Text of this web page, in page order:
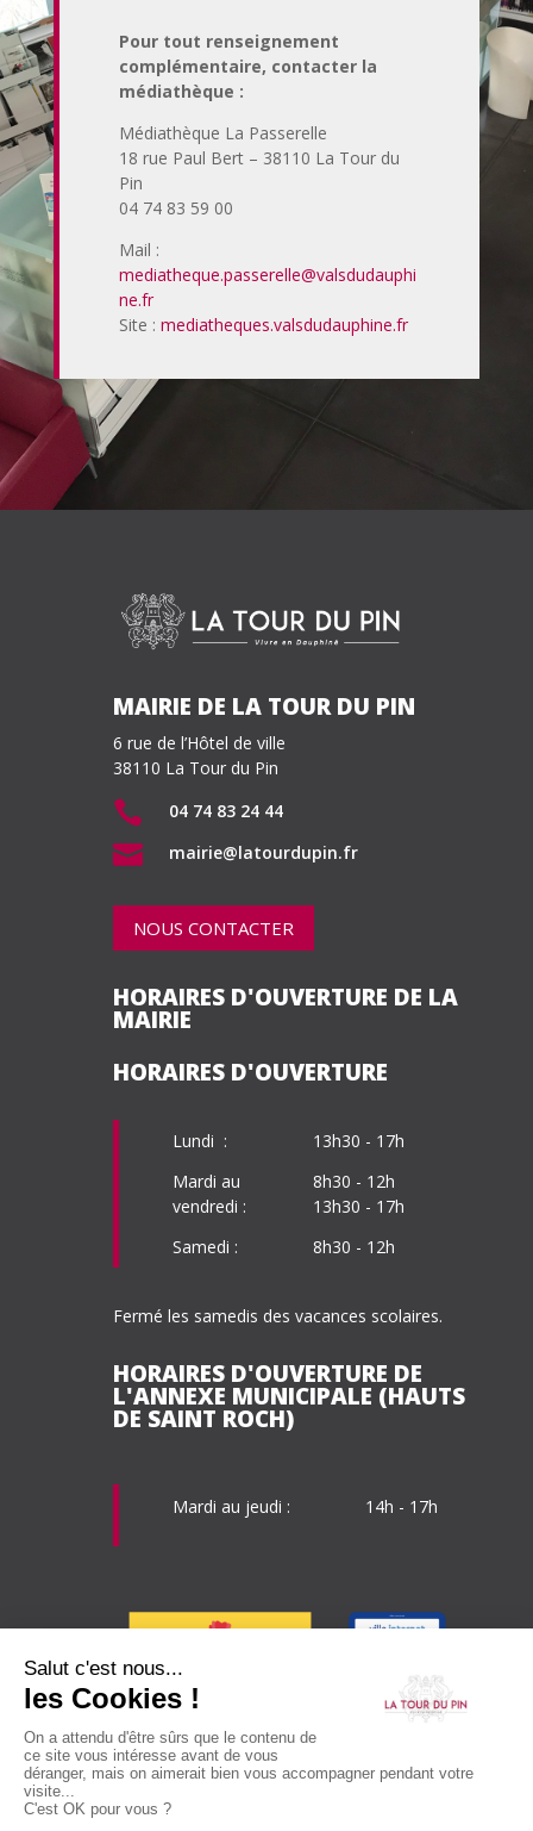
Pour tout renseignement
complémentaire, contacter la
médiathèque :
Médiathèque La Passerelle
18 rue Paul Bert – 38110 La Tour du
Pin
04 74 83 59 00
Mail :
mediatheque.passerelle@valsdudauphi
ne.fr
Site : mediatheques.valsdudauphine.fr
MAIRIE DE LA TOUR DU PIN
6 rue de l’Hôtel de ville
38110 La Tour du Pin
 04 74 83 24 44
 mairie@latourdupin.fr
NOUS CONTACTER
HORAIRES D'OUVERTURE DE LA
MAIRIE
HORAIRES D'OUVERTURE
Lundi :
13h30 - 17h
Mardi au
vendredi :
8h30 - 12h
13h30 - 17h
Samedi :
8h30 - 12h
Fermé les samedis des vacances scolaires.
HORAIRES D'OUVERTURE DE
L'ANNEXE MUNICIPALE (HAUTS
DE SAINT ROCH)
Mardi au jeudi : 14h - 17h
LIENS UTILES